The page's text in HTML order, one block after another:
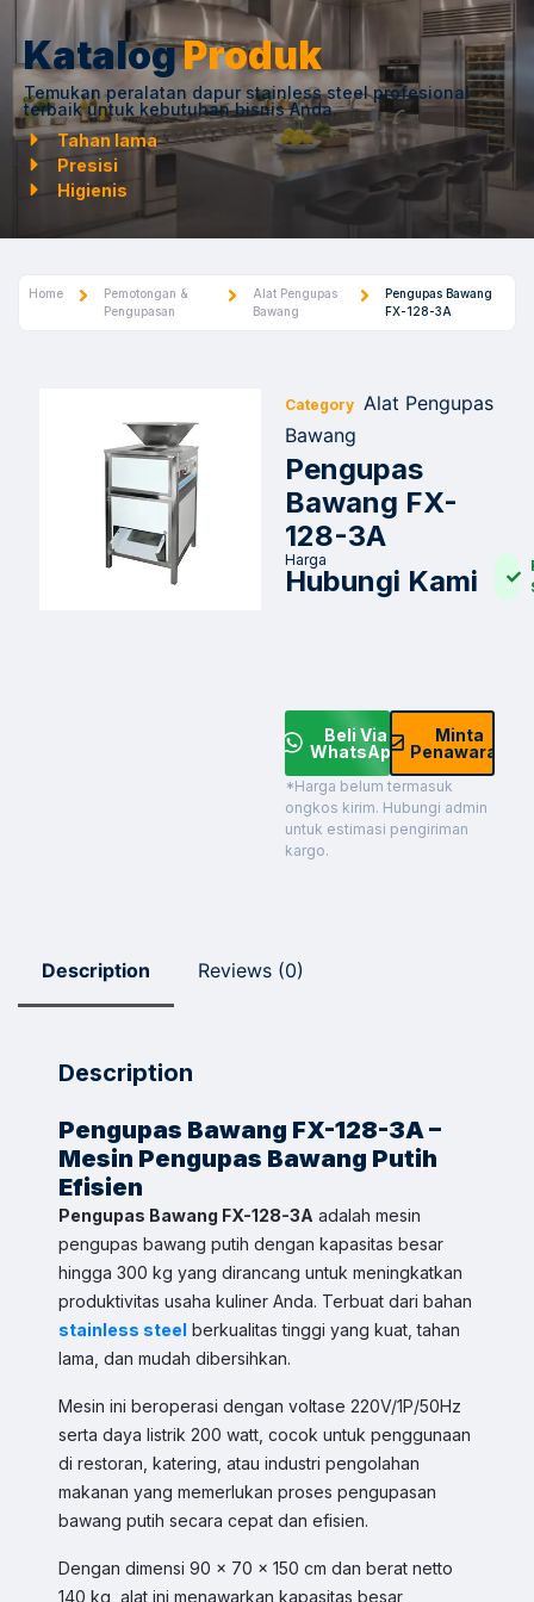
KatalogProduk
Temukan peralatan dapur stainless steel profesional
terbaik untuk kebutuhan bisnis Anda.
Tahan lama
Presisi
Higienis
Home
Pemotongan &
Pengupasan
Alat Pengupas
Bawang
Pengupas Bawang
FX-128-3A
Category Alat Pengupas
Bawang
Pengupas
Bawang FX-
128-3A
Harga
Hubungi Kami
Beli Via
WhatsApp
Minta
Penawaran
*Harga belum termasuk
ongkos kirim. Hubungi admin
untuk estimasi pengiriman
kargo.
Description Reviews (0)
Description
Pengupas Bawang FX-128-3A –
Mesin Pengupas Bawang Putih
Efisien
Pengupas Bawang FX-128-3A adalah mesin
pengupas bawang putih dengan kapasitas besar
hingga 300 kg yang dirancang untuk meningkatkan
produktivitas usaha kuliner Anda. Terbuat dari bahan
stainless steel berkualitas tinggi yang kuat, tahan
lama, dan mudah dibersihkan.
Mesin ini beroperasi dengan voltase 220V/1P/50Hz
serta daya listrik 200 watt, cocok untuk penggunaan
di restoran, katering, atau industri pengolahan
makanan yang memerlukan proses pengupasan
bawang putih secara cepat dan efisien.
Dengan dimensi 90 x 70 x 150 cm dan berat netto
140 kg, alat ini menawarkan kapasitas besar
Sales & Support
Pilih Kontak WhatsApp
Respon cepat untuk order, info produk, dan bantuan.
Sales
Hilmi
Jam Operasional 08.00–17.00
Jam Operasional 08.00–17.00